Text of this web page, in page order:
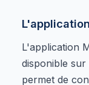
L'application
disponible
permet de